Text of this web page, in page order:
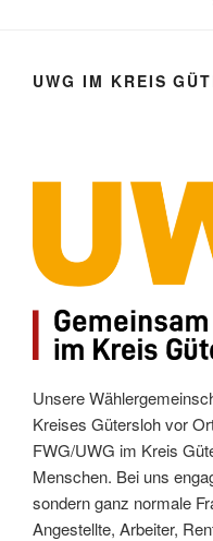
UWG IM KREIS
Unsere
Kreises Gütersloh vor
FWG/UWG im Kreis
Menschen. Bei uns
sondern ganz normale
Angestellte, Arbeiter,